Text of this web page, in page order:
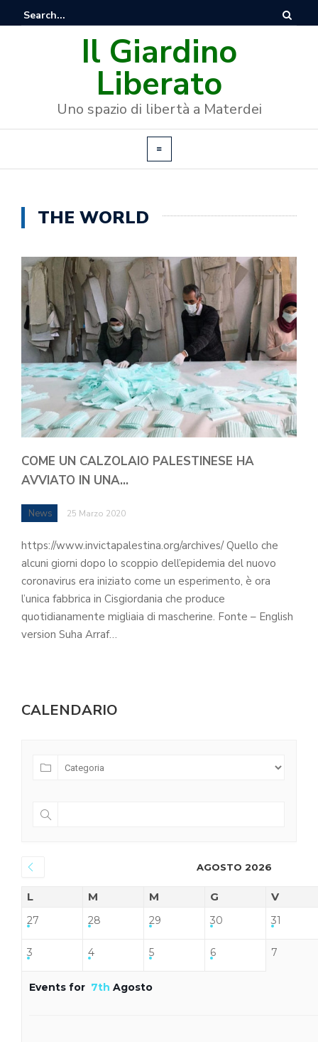
Il Giardino
Liberato
Uno spazio di libertà a Materdei
THE WORLD
COME UN CALZOLAIO PALESTINESE HA
AVVIATO IN UNA…
News 25 Marzo 2020
https://www.invictapalestina.org/archives/ Quello che
alcuni giorni dopo lo scoppio dell’epidemia del nuovo
coronavirus era iniziato come un esperimento, è ora
l’unica fabbrica in Cisgiordania che produce
quotidianamente migliaia di mascherine. Fonte – English
version Suha Arraf…
CALENDARIO
AGOSTO 2026
L M M G V
27 28 29 30 31
3 4 5 6 7
Events for 7th Agosto